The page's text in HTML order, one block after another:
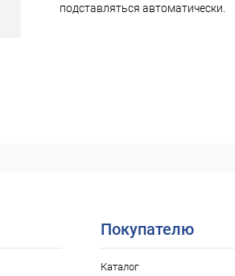
Компьютерные аксессуары
подставляться автоматически.
Покупателю
Каталог